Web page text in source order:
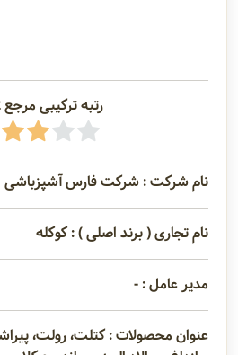
رتبه ترکیبی مرجع 3/12
نام شرکت : شرکت فارس آشپزباشی
نام تجاری ( برند اصلی ) : کوکله
مدیر عامل : -
عنوان محصولات : کتلت، رولت،